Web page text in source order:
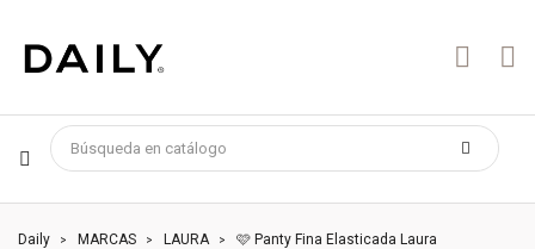
Daily MARCAS LAURA 🩷 Panty Fina Elasticada Laura